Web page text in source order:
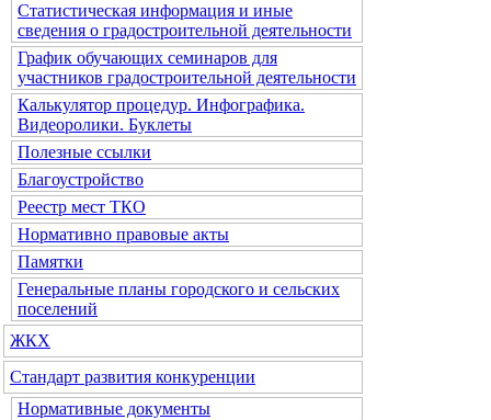
Статистическая информация и иные
сведения о градостроительной деятельности
График обучающих семинаров для
участников градостроительной деятельности
Калькулятор процедур. Инфографика.
Видеоролики. Буклеты
Полезные ссылки
Благоустройство
Реестр мест ТКО
Нормативно правовые акты
Памятки
Генеральные планы городского и сельских
поселений
ЖКХ
Стандарт развития конкуренции
Нормативные документы